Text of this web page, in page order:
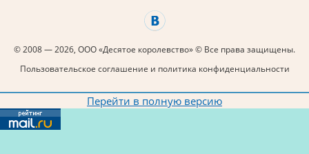
© 2008 — 2026, ООО «Десятое королевство» © Все права защищены.
Пользовательское соглашение и политика конфиденциальности
Перейти в полную версию